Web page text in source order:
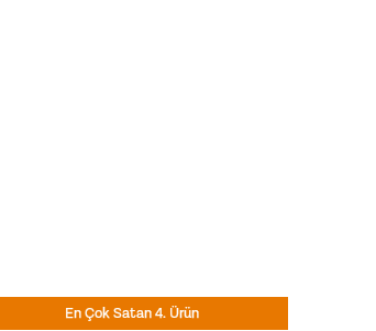
YENİ HASATEn Çok Satan 4. Ürün